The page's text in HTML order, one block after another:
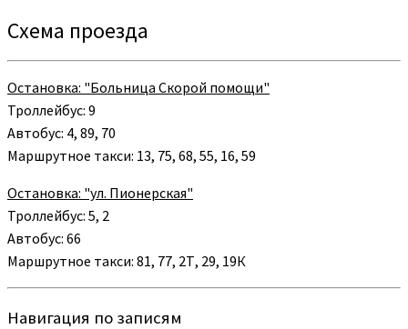
Схема проезда
Остановка: "Больница Скорой помощи"
Троллейбус: 9
Автобус: 4, 89, 70
Маршрутное такси: 13, 75, 68, 55, 16, 59
Остановка: "ул. Пионерская"
Троллейбус: 5, 2
Автобус: 66
Маршрутное такси: 81, 77, 2Т, 29, 19К
Навигация по записям